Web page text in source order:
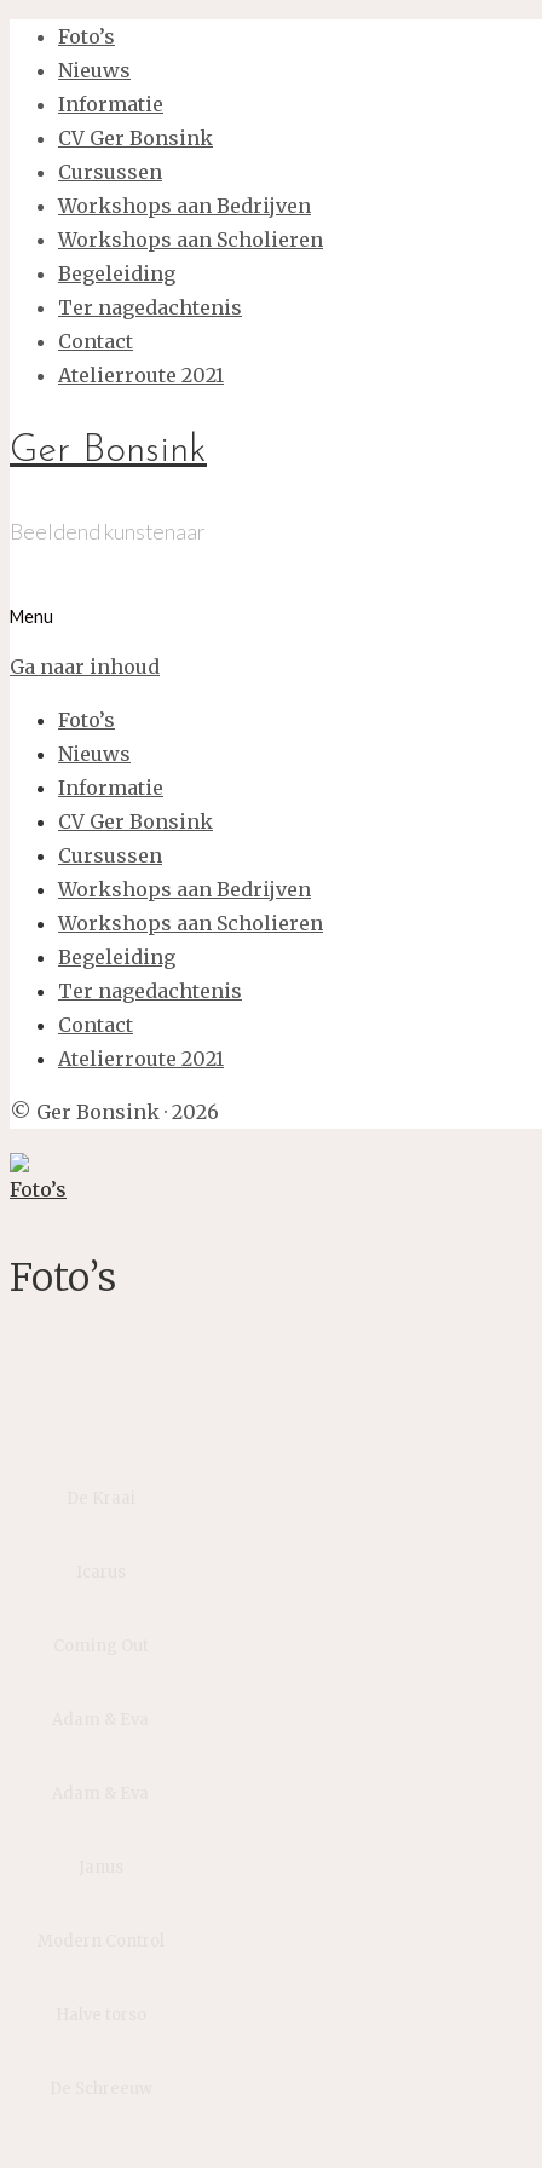
Foto’s
Nieuws
Informatie
CV Ger Bonsink
Cursussen
Workshops aan Bedrijven
Workshops aan Scholieren
Begeleiding
Ter nagedachtenis
Contact
Atelierroute 2021
Ger Bonsink
Beeldend kunstenaar
Menu
Ga naar inhoud
Foto’s
Nieuws
Informatie
CV Ger Bonsink
Cursussen
Workshops aan Bedrijven
Workshops aan Scholieren
Begeleiding
Ter nagedachtenis
Contact
Atelierroute 2021
© Ger Bonsink · 2026
Foto’s